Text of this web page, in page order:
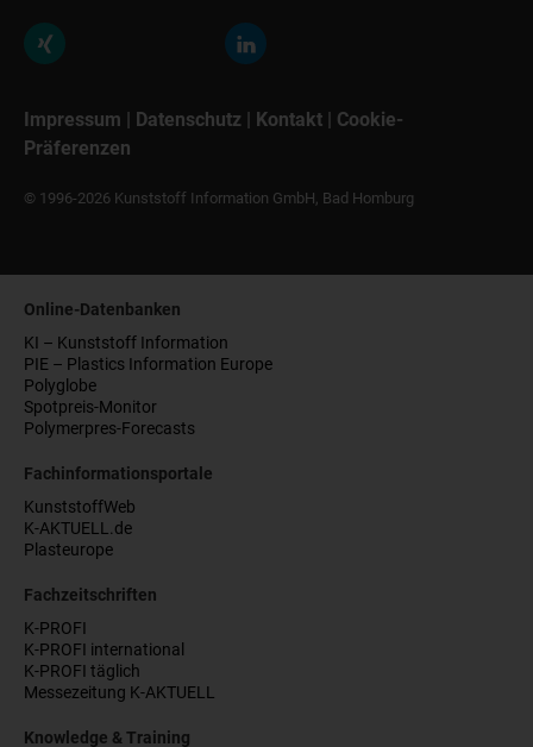
Impressum | Datenschutz | Kontakt | Cookie-
Präferenzen
© 1996-2026 Kunststoff Information GmbH, Bad Homburg
Online-Datenbanken
KI – Kunststoff Information
PIE – Plastics Information Europe
Polyglobe
Spotpreis-Monitor
Polymerpres-Forecasts
Fachinformationsportale
KunststoffWeb
K-AKTUELL.de
Plasteurope
Fachzeitschriften
K-PROFI
K-PROFI international
K-PROFI täglich
Messezeitung K-AKTUELL
Knowledge & Training